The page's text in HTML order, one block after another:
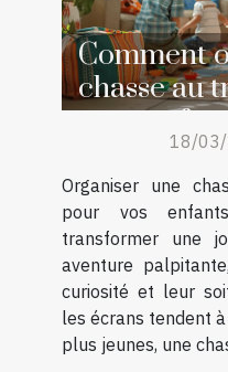
Comment
chasse au
pour
18/
Organiser une
pour vos
transformer une
aventure
curiosité et leur
les écrans tendent
plus jeunes, une